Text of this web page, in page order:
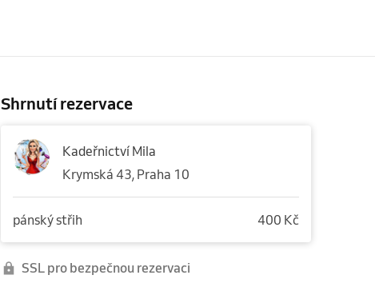
Shrnutí rezervace
Kadeřnictví Mila
Krymská 43, Praha 10
pánský střih 400 Kč
SSL pro bezpečnou rezervaci